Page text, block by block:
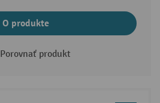
O produkte
Porovnať produkt